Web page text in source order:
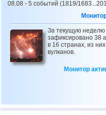
08.08 - 5 событий (1819/
За текущую неделю
зафиксировано 38
в 16 странах, из
вулканов.
Монитор